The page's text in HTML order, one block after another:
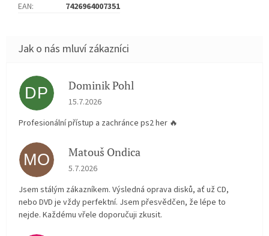
EAN: 7426964007351
DP Dominik Pohl
Hodnocení obchodu je 5 z 5 hvězdiček.
15.7.2026
Profesionální přístup a zachránce ps2 her 🔥
MO Matouš Ondica
Hodnocení obchodu je 5 z 5 hvězdiček.
5.7.2026
Jsem stálým zákazníkem. Výsledná oprava disků, ať už CD,
nebo DVD je vždy perfektní. Jsem přesvědčen, že lépe to
nejde. Každému vřele doporučuji zkusit.